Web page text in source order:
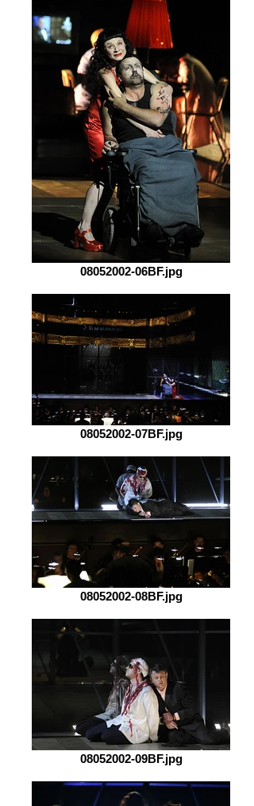
08052002-06BF.jpg
08052002-07BF.jpg
08052002-08BF.jpg
08052002-09BF.jpg